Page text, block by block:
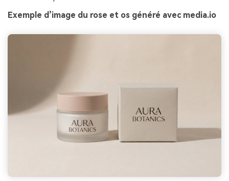
Exemple d’image du rose et os généré avec media.io